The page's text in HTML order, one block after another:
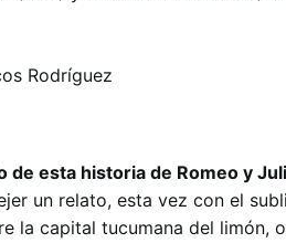
Rodríguez
esta historia de Romeo y
un relato, esta vez con el
la capital tucumana del limón,